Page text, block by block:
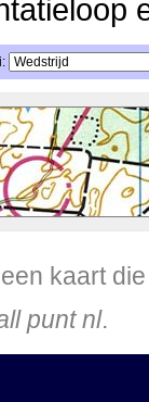
kaart
punt nl.